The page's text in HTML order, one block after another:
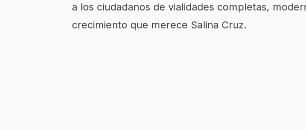
a los ciudadanos de vialidades completas,
crecimiento que merece Salina Cruz.